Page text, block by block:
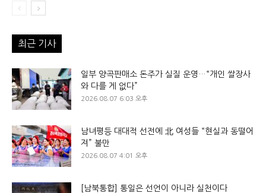
최근 기사
일부 양곡판매소 돈주가 실질 운영…“개인 쌀장사
와 다를 게 없다”
2026.08.07 6:03 오후
남녀평등 대대적 선전에 北 여성들 “현실과 동떨어
져” 불만
2026.08.07 4:01 오후
[남북통합] 통일은 선언이 아니라 실천이다